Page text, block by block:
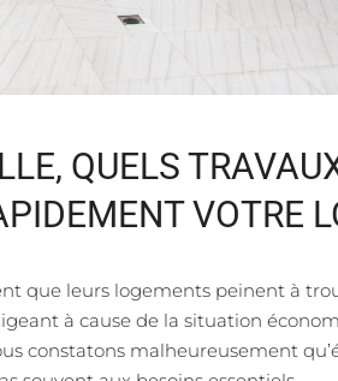
QUELS
VOTRE
que leurs logements peinent à
à cause de la situation
constatons malheureusement